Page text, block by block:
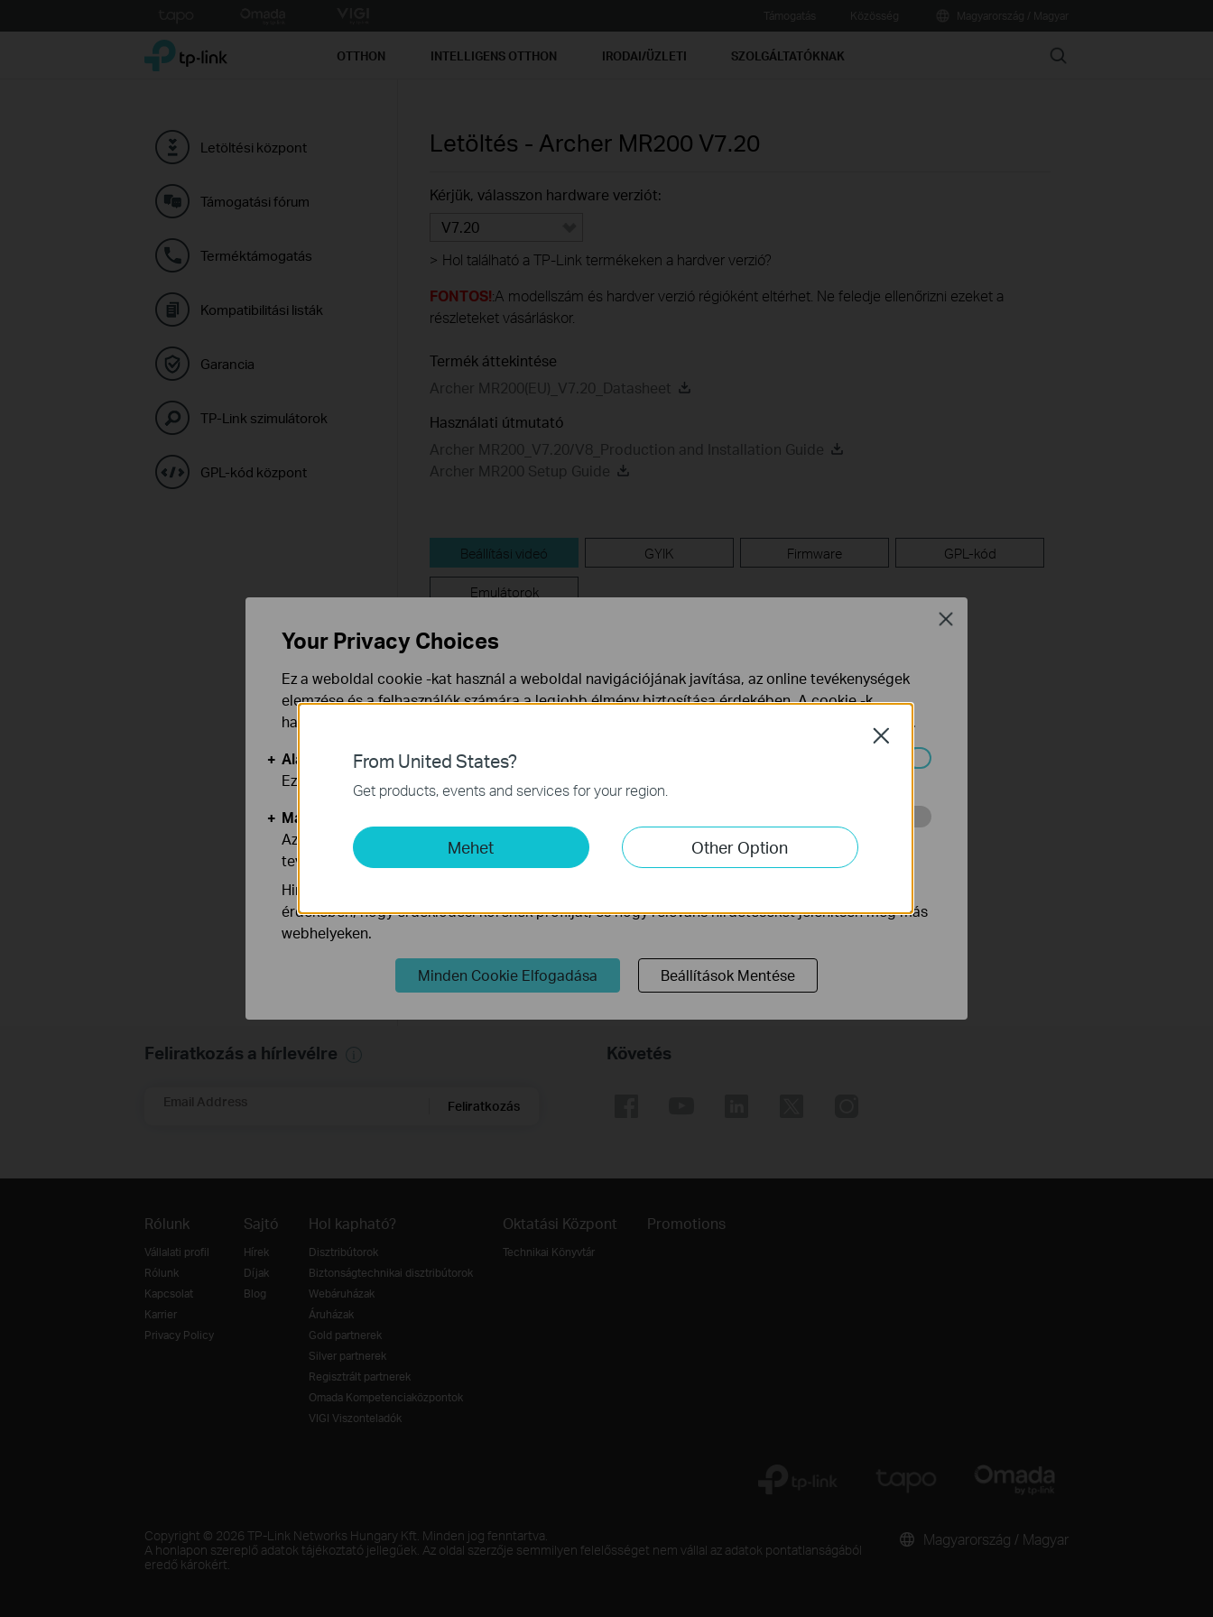
to
TP-Link, Reliably Smart OTTHON INTELLIGENS OTTHON IRODAI/ÜZLETI SZOLGÁLTATÓKNAK Search
Letöltési központ
Támogatási fórum
Terméktámogatás
Kompatibilitási listák
Garancia
TP-Link szimulátorok
GPL-kód központ
Letöltés - Archer MR200 V7.20
Kérjük, válasszon hardware verziót:
V7.20
> Hol található a TP-Link termékeken a hardver verzió?
FONTOS!:A modellszám és hardver verzió régióként eltérhet. Ne feledje ellenőrizni ezeket a
részleteket vásárláskor.
Termék áttekintése
Archer MR200(EU)_V7.20_Datasheet
Használati útmutató
Archer MR200_V7.20/V8_Production and Installation Guide
Archer MR200 Setup Guide
Beállítási videó GYIK Firmware GPL-kód
Emulátorok
Beállítási videó
How to Set up TP-Link 4G WiFi
Feliratkozás a hírlevélre
Email Address Feliratkozás
Követés
Rólunk
Vállalati profil
Rólunk
Kapcsolat
Karrier
Privacy Policy
Sajtó
Hírek
Díjak
Blog
Hol kapható?
Disztribútorok
Biztonságtechnikai disztribútorok
Webáruházak
Áruházak
Gold partnerek
Silver partnerek
Regisztrált partnerek
Omada Kompetenciaközpontok
VIGI Viszonteladók
Oktatási Központ
Technikai Könyvtár
Promotions
Copyright © 2026 TP-Link Networks Hungary Kft. Minden jog fenntartva.
A honlapon szereplő adatok tájékoztató jellegűek. Az oldal szerzője semmilyen felelősséget nem vállal az adatok pontatlanságából
eredő károkért.
Magyarország / Magyar
From United States?
Get products, events and services for your region.
Mehet Other Option
Close
Your Privacy Choices
Ez a weboldal cookie -kat használ a weboldal navigációjának javítása, az online tevékenységek
elemzése és a felhasználók számára a legjobb élmény biztosítása érdekében. A cookie -k
használata ellen bármikor tiltakozhat. További információt az
talál.
Alap Cookie-k
Ezek a cookie -k a webhely működéséhez szükségesek, és nem tilthatók le a rendszereiben.
Marketing és Elemző Cookie-k
Az elemző cookie -k lehetővé teszik számunkra, hogy elemezzük weboldalunkon végzett
tevékenységeit, hogy javítsuk és módosítsuk webhelyünk működését.
Hirdetési partnereink a weboldalunkon keresztül marketing cookie -kat állíthatnak be annak
érdekében, hogy érdeklődési körének profilját, és hogy releváns hirdetéseket jelenítsen meg más
webhelyeken.
Minden Cookie Elfogadása Beállítások Mentése
Close